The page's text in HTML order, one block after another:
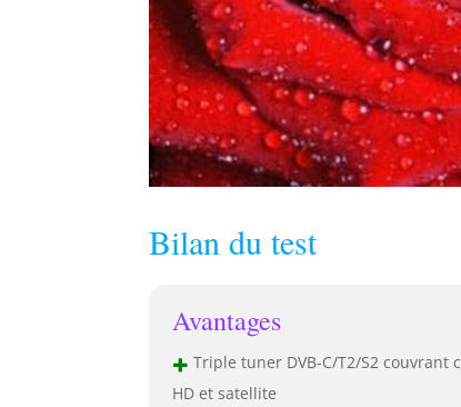
Bilan du test
Avantages
+ Triple tuner DVB-C/T2/S2 couvrant
HD et satellite